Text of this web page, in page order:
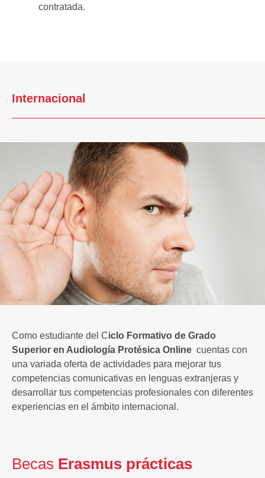
contratada.
Internacional
Como estudiante del Ciclo Formativo de Grado
Superior en Audiología Protésica Online cuentas con
una variada oferta de actividades para mejorar tus
competencias comunicativas en lenguas extranjeras y
desarrollar tus competencias profesionales con diferentes
experiencias en el ámbito internacional.
Becas Erasmus prácticas